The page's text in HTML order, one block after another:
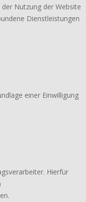
Nutzung der Website
Dienstleistungen
einer Einwilligung
Hierfür